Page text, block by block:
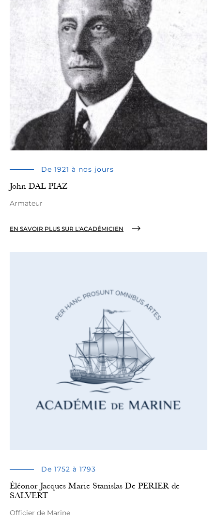
De 1921 à nos jours
John DAL PIAZ
Armateur
EN SAVOIR PLUS SUR L'ACADÉMICIEN
De 1752 à 1793
Éléonor Jacques Marie Stanislas De PERIER de
SALVERT
Officier de Marine